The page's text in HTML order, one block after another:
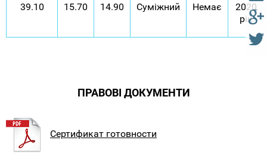
39.10 15.70 14.90 Суміжний Немає
2020
рік
ПРАВОВІ ДОКУМЕНТИ
Сертификат готовности